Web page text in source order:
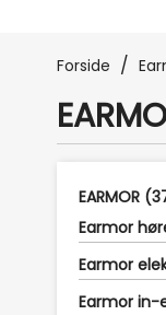
Forside
EARMOR
Earmor
Earmor
Earmor